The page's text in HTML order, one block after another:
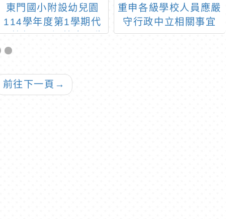
東門國小附設幼兒園
114學年度第1學期代
理教保員甄選簡章公告
重申各級學校人員應嚴
守行政中立相關事宜
前往下一頁 →